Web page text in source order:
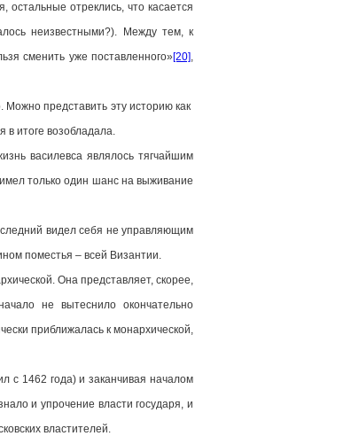
отреклись, что касается
неизвестными?). Между тем, к
сменить уже поставленного»[20],
представить эту историю как
в итоге возобладала.
василевса являлось тягчайшим
только один шанс на выживание
видел себя не управляющим
поместья – всей Византии.
Она представляет, скорее,
не вытеснило окончательно
приближалась к монархической,
с 1462 года) и заканчивая началом
и упрочение власти государя, и
властителей.